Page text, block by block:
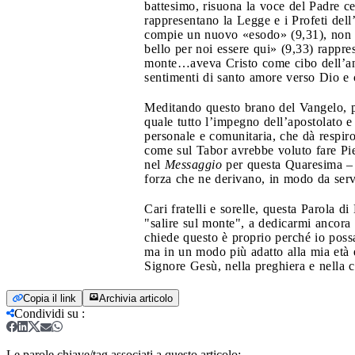
battesimo, risuona la voce del Padre
rappresentano la Legge e i Profeti
compie un nuovo «esodo» (9,31),
bello per noi essere qui» (9,33)
monte…aveva Cristo come cibo
sentimenti di santo amore verso Dio
Meditando questo brano del Vangelo,
quale tutto l’impegno dell’apostolato
personale e comunitaria, che dà
come sul Tabor avrebbe voluto fare
nel Messaggio per questa Quaresima
forza che ne derivano, in modo da
Cari fratelli e sorelle, questa Parola
"salire sul monte", a dedicarmi
chiede questo è proprio perché io
ma in un modo più adatto alla mia
Signore Gesù, nella preghiera e nella
Copia il link Archivia articolo
Condividi su :